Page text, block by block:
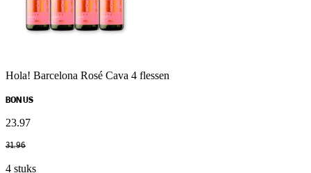
Hola! Barcelona Rosé Cava 4 flessen
BONUS
23.97
31.96
4 stuks